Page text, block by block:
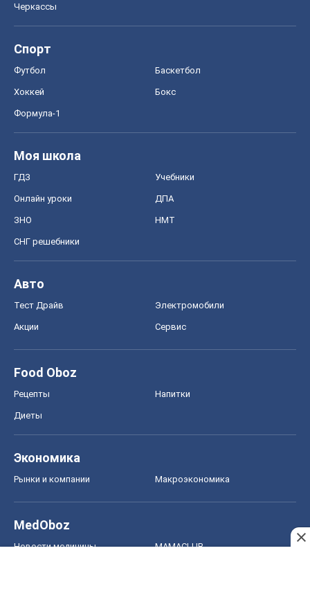
Черкассы
Спорт
Футбол Баскетбол
Хоккей Бокс
Формула-1
Моя школа
ГДЗ Учебники
Онлайн уроки ДПА
ЗНО НМТ
СНГ решебники
Авто
Тест Драйв Электромобили
Акции Сервис
Food Oboz
Рецепты Напитки
Диеты
Экономика
Рынки и компании Mакроэкономика
MedOboz
Новости медицины MAMACLUB